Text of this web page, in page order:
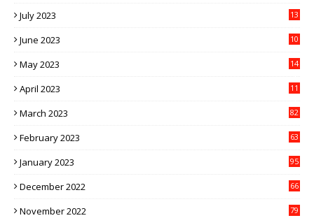
July 2023
13
June 2023
10
May 2023
14
April 2023
11
March 2023 82
February 2023 63
January 2023 95
December 2022 66
November 2022 79